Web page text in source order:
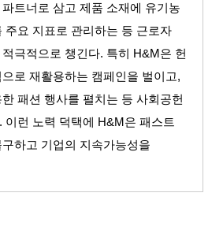
트너로 삼고 제품 소재에 유기농
주요 지표로 관리하는 등 근로자
극적으로 챙긴다. 특히 H&M 은 헌
로 재활용하는 캠페인을 벌이고,
패션 행사를 펼치는 등 사회공헌
. 이런 노력 덕택에 H&M 은 패스트
하고 기업의 지속가능성을